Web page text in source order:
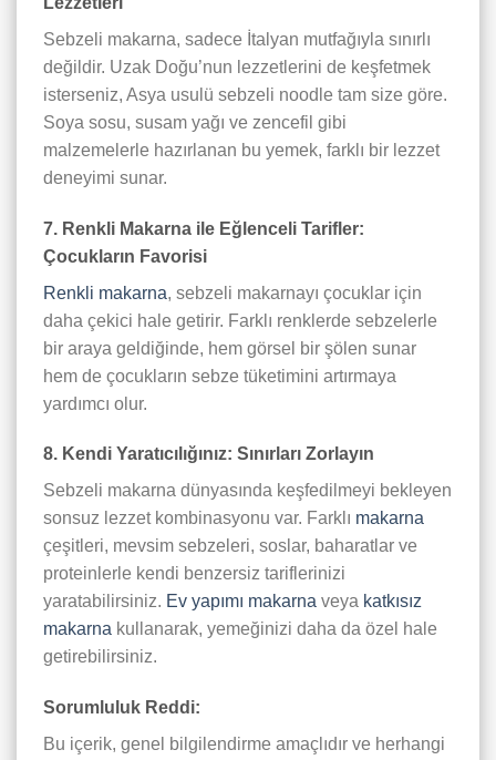
Sebzeli makarna, sadece İtalyan mutfağıyla sınırlı
değildir. Uzak Doğu’nun lezzetlerini de keşfetmek
isterseniz, Asya usulü sebzeli noodle tam size göre.
Soya sosu, susam yağı ve zencefil gibi
malzemelerle hazırlanan bu yemek, farklı bir lezzet
deneyimi sunar.
7. Renkli Makarna ile Eğlenceli Tarifler:
Çocukların Favorisi
Renkli makarna, sebzeli makarnayı çocuklar için
daha çekici hale getirir. Farklı renklerde sebzelerle
bir araya geldiğinde, hem görsel bir şölen sunar
hem de çocukların sebze tüketimini artırmaya
yardımcı olur.
8. Kendi Yaratıcılığınız: Sınırları Zorlayın
Sebzeli makarna dünyasında keşfedilmeyi bekleyen
sonsuz lezzet kombinasyonu var. Farklı makarna
çeşitleri, mevsim sebzeleri, soslar, baharatlar ve
proteinlerle kendi benzersiz tariflerinizi
yaratabilirsiniz. Ev yapımı makarna veya katkısız
makarna kullanarak, yemeğinizi daha da özel hale
getirebilirsiniz.
Sorumluluk Reddi:
Bu içerik, genel bilgilendirme amaçlıdır ve herhangi